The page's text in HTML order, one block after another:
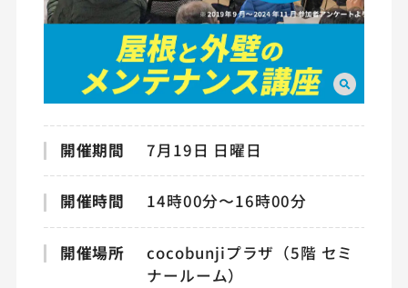
開催期間 7月19日 日曜日
開催時間 14時00分〜16時00分
開催場所
cocobunjiプラザ（5階 セミ
ナールーム）